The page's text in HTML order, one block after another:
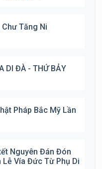
Tăng Ni
DI ĐÀ - THỨ BẢY
Pháp Bắc Mỹ Lần
Nguyên Đán Đón
Vía Đức Từ Phụ Di